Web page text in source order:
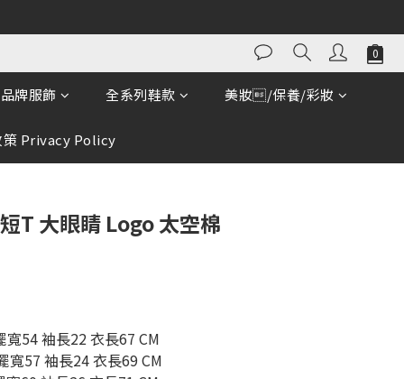
品牌服飾 全系列鞋款 美妝/保養/彩妝
策 Privacy Policy
T 大眼睛 Logo 太空棉
54 袖長22 衣長67 CM
寬57 袖長24 衣長69 CM
立即購買